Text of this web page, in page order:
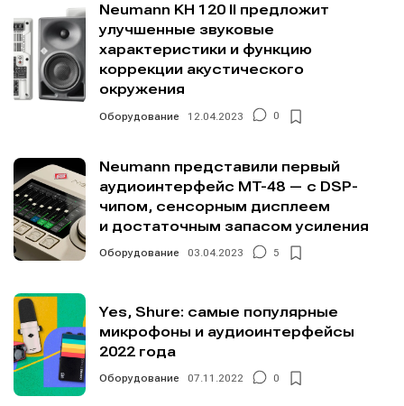
Neumann KH 120 II предложит
улучшенные звуковые
характеристики и функцию
коррекции акустического
окружения
Оборудование 12.04.2023 0
Neumann представили первый
аудиоинтерфейс MT-48 — с DSP-
чипом, сенсорным дисплеем
и достаточным запасом усиления
Оборудование 03.04.2023 5
Yes, Shure: самые популярные
микрофоны и аудиоинтерфейсы
2022 года
Оборудование 07.11.2022 0